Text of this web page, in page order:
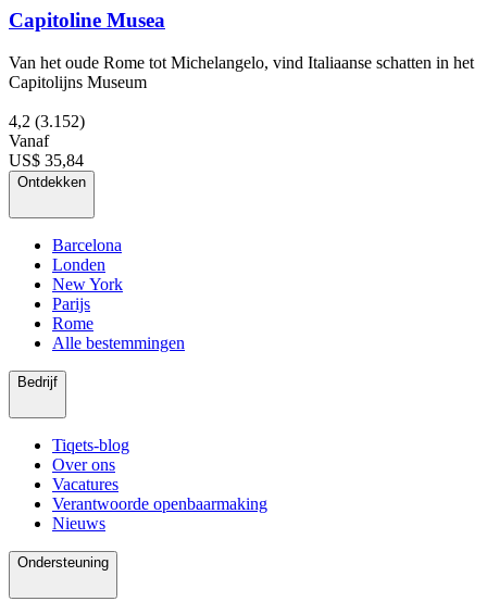
Capitoline Musea
Van het oude Rome tot Michelangelo, vind Italiaanse schatten in het
Capitolijns Museum
4,2 (3.152)
Vanaf
US$ 35,84
Ontdekken
Barcelona
Londen
New York
Parijs
Rome
Alle bestemmingen
Bedrijf
Tiqets-blog
Over ons
Vacatures
Verantwoorde openbaarmaking
Nieuws
Ondersteuning